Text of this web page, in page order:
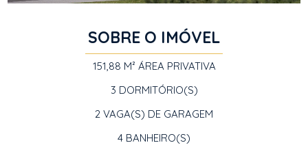
SOBRE O IMÓVEL
151,88 M² ÁREA PRIVATIVA
3 DORMITÓRIO(S)
2 VAGA(S) DE GARAGEM
4 BANHEIRO(S)